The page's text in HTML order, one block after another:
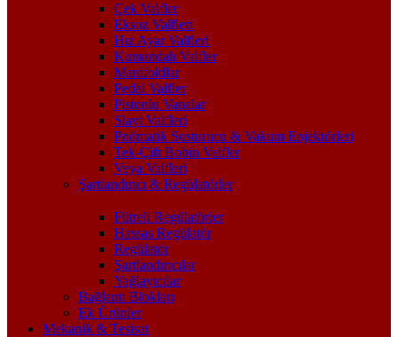
Çek Valfler
Eksoz Valfleri
Hız Ayar Valfleri
Kumandalı Valfler
Manifoldlar
Pedal Valfler
Pistonlu Vanalar
Slayt Valfleri
Pnömatik Susturucu & Vakum Enjektörleri
Tek-Çift Bobin Valfler
Veya Valfleri
Şartlandırıcı & Regülatörler
Filtreli Regülatörler
Hassas Regülatör
Regülatör
Şartlandırıcılar
Yağlayıcılar
Bağlantı Blokları
Ek Ürünler
Mekanik & Tesisat